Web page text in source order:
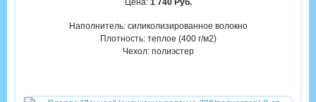
Цена: 1 740 Руб.
Наполнитель: силиколизированное волокно
Плотность: теплое (400 г/м2)
Чехол: полиэстер